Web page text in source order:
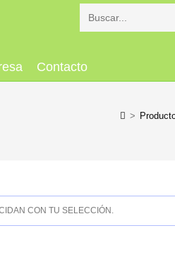
Buscar
Contacto
>
CON TU SELECCIÓN.